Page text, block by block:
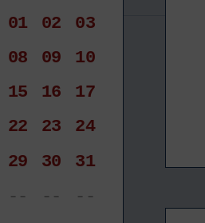
01 02
03
08 09
10
15 16
17
22 23
24
29 30
31
-- -- --